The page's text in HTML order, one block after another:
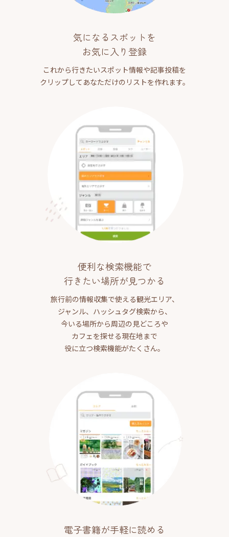
気になるスポットを
お気に入り登録
これから行きたいスポット情報や記事投稿を
クリップしてあなただけのリストを作れます。
便利な検索機能で
行きたい場所が見つかる
旅行前の情報収集で使える観光エリア、
ジャンル、ハッシュタグ検索から、
今いる場所から周辺の見どころや
カフェを探せる現在地まで
役に立つ検索機能がたくさん。
電子書籍が手軽に読める